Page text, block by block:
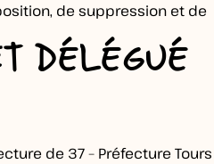
de suppression et de
DÉLÉGUÉ
de 37 – Préfecture Tours